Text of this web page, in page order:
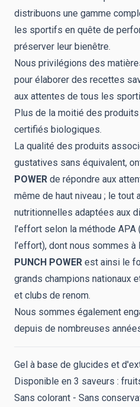
distribuons une gamme
les sportifs en quête de
préserver leur bienêtre.
Nous privilégions des
pour élaborer des recettes
aux attentes de tous les
Plus de la moitié des
certifiés biologiques.
La qualité des produits
gustatives sans équivalent,
POWER de répondre aux
même de haut niveau ; le tout
nutritionnelles adaptées aux
l’effort selon la méthode APA
l’effort), dont nous sommes à
PUNCH POWER est ainsi le
grands champions nationaux
et clubs de renom.
Nous sommes également
depuis de nombreuses
Gel à base de glucides et
Disponible en 3 saveurs :
Sans colorant - Sans